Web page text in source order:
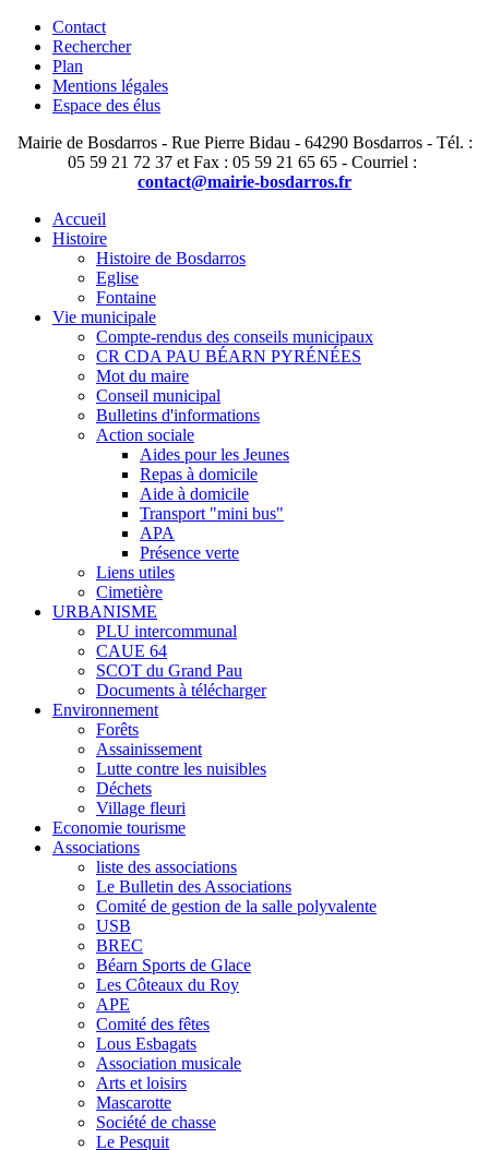
Contact
Rechercher
Plan
Mentions légales
Espace des élus
Mairie de Bosdarros - Rue Pierre Bidau - 64290 Bosdarros - Tél. :
05 59 21 72 37 et Fax : 05 59 21 65 65 - Courriel :
contact@mairie-bosdarros.fr
Accueil
Histoire
Histoire de Bosdarros
Eglise
Fontaine
Vie municipale
Compte-rendus des conseils municipaux
CR CDA PAU BÉARN PYRÉNÉES
Mot du maire
Conseil municipal
Bulletins d'informations
Action sociale
Aides pour les Jeunes
Repas à domicile
Aide à domicile
Transport "mini bus"
APA
Présence verte
Liens utiles
Cimetière
URBANISME
PLU intercommunal
CAUE 64
SCOT du Grand Pau
Documents à télécharger
Environnement
Forêts
Assainissement
Lutte contre les nuisibles
Déchets
Village fleuri
Economie tourisme
Associations
liste des associations
Le Bulletin des Associations
Comité de gestion de la salle polyvalente
USB
BREC
Béarn Sports de Glace
Les Côteaux du Roy
APE
Comité des fêtes
Lous Esbagats
Association musicale
Arts et loisirs
Mascarotte
Société de chasse
Le Pesquit